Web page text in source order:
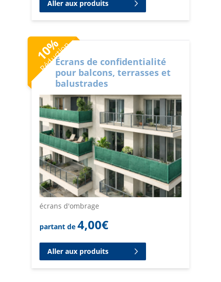
Aller aux produits
10
%
RéductionÉcrans de confidentialité
pour balcons, terrasses et
balustrades
écrans d'ombrage
partant de 4,00€
Aller aux produits